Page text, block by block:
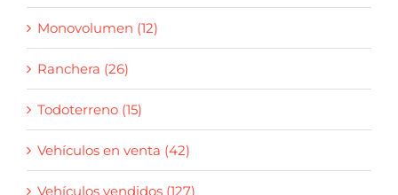
Monovolumen (12)
Ranchera (26)
Todoterreno (15)
Vehículos en venta (42)
Vehículos vendidos (127)